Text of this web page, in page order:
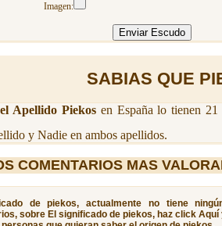
Imagen:
SABIAS QUE
el Apellido Piekosen España lo tienen 21
y Nadie en ambos apellidos.
COMENTARIOS MAS
de piekos, actualmente no tiene
sobre El significado de piekos, haz click